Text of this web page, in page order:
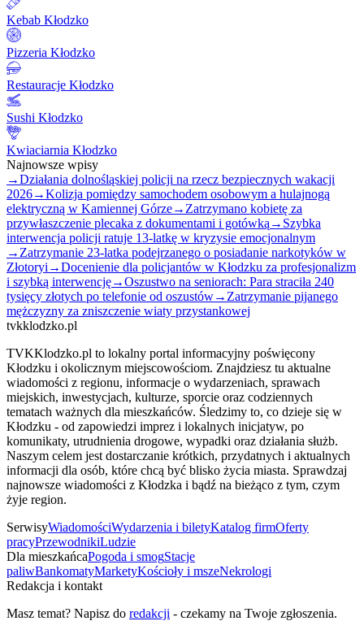
Kebab Kłodzko
Pizzeria Kłodzko
Restauracje Kłodzko
Sushi Kłodzko
Kwiaciarnia Kłodzko
Najnowsze wpisy
→Działania dolnośląskiej policji na rzecz bezpiecznych wakacji
2026→Kolizja pomiędzy samochodem osobowym a hulajnogą
elektryczną w Kamiennej Górze→ Zatrzymano kobietę za
przywłaszczenie plecaka z dokumentami i gotówką → Szybka
interwencja policji ratuje 13-latkę w kryzysie emocjonalnym
→ Zatrzymanie 23-latka podejrzanego o posiadanie narkotyków w
Złotoryi →Docenienie dla policjantów w Kłodzku za profesjonalizm
i szybką interwencję→Oszustwo na seniorach: Para straciła 240
tysięcy złotych po telefonie od oszustów→ Zatrzymanie pijanego
mężczyzny za zniszczenie wiaty przystankowej
tvkklodzko.pl
TVKKlodzko.pl to lokalny portal informacyjny poświęcony
Kłodzku i okolicznym miejscowościom. Znajdziesz tu aktualne
wiadomości z regionu, informacje o wydarzeniach, sprawach
miejskich, inwestycjach, kulturze, sporcie oraz codziennych
tematach ważnych dla mieszkańców. Śledzimy to, co dzieje się w
Kłodzku - od zapowiedzi imprez i lokalnych inicjatyw, po
komunikaty, utrudnienia drogowe, wypadki oraz działania służb.
Naszym celem jest dostarczanie krótkich, przydatnych i aktualnych
informacji dla osób, które chcą być blisko życia miasta. Sprawdzaj
najnowsze wiadomości z Kłodzka i bądź na bieżąco z tym, czym
żyje region.
SerwisyWiadomościWydarzenia i biletyKatalog firmOferty
pracyPrzewodnikiLudzie
Dla mieszkańcaPogoda i smogStacje
paliwBankomatyMarketyKościoły i mszeNekrologi
Redakcja i kontakt
Masz temat? Napisz do redakcji - czekamy na Twoje zgłoszenia.